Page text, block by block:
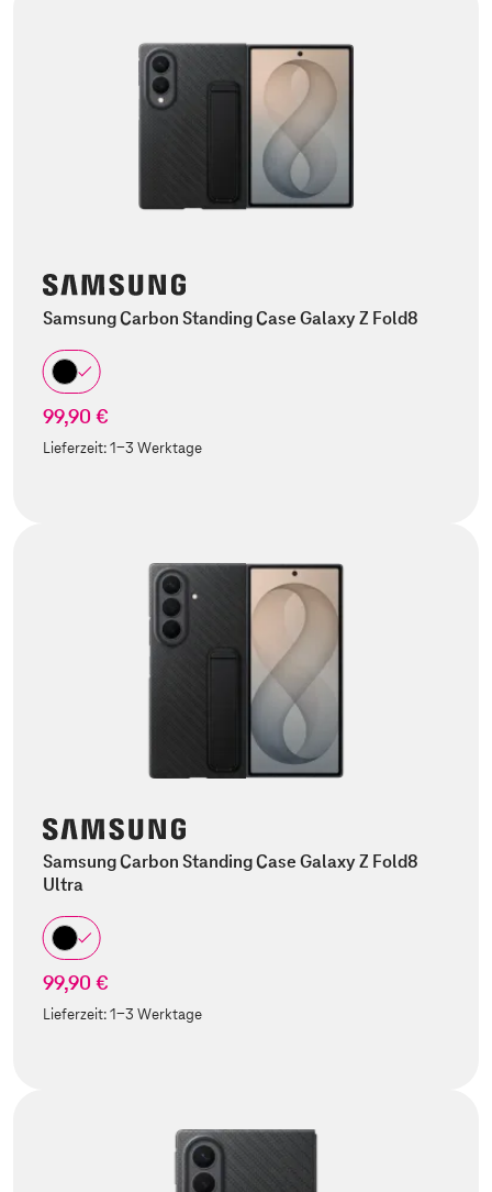
Samsung Carbon Standing Case Galaxy Z Fold8
99,90 €
Lieferzeit:1-3 Werktage
Samsung Carbon Standing Case Galaxy Z Fold8
Ultra
99,90 €
Lieferzeit:1-3 Werktage